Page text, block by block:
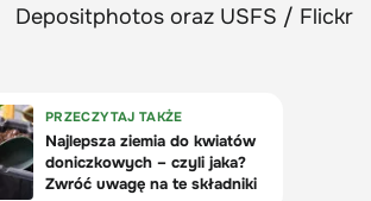
Depositphotos oraz USFS / Flickr